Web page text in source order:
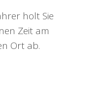
holt Sie
Zeit am
Ort ab.